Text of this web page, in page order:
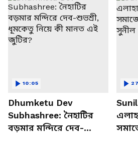
Dhumketu Dev
Subhashree: নৈহাটির
বড়মার মন্দিরে দেব-
10:05